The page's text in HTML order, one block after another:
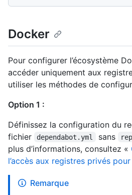
Docker
Pour configurer l’écosystème
accéder uniquement aux
utiliser les méthodes de
Option 1 :
Définissez la configuration du
fichier
dependabot.yml sans
plus d’informations, consultez «
l’accès aux registres privés
Remarque